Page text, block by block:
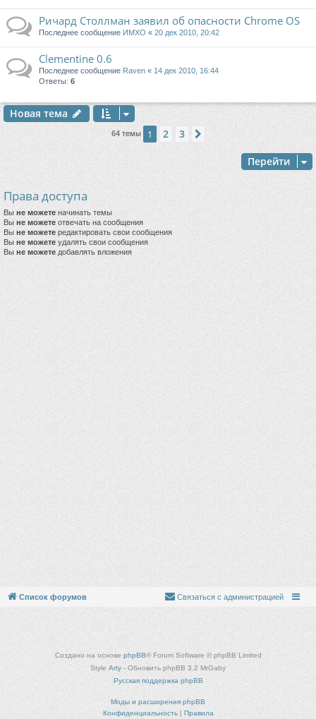
Ричард Столлман заявил об опасности Chrome OS
Последнее сообщение ИМХО « 20 дек 2010, 20:42
Clementine 0.6
Последнее сообщение Raven « 14 дек 2010, 16:44
Ответы: 6
Новая тема
64 темы 1 2 3
Перейти
Права доступа
Вы не можете начинать темы
Вы не можете отвечать на сообщения
Вы не можете редактировать свои сообщения
Вы не можете удалять свои сообщения
Вы не можете добавлять вложения
Список форумов Связаться с администрацией
Создано на основе phpBB® Forum Software © phpBB Limited
Style Arty - Обновить phpBB 3.2 MrGaby
Русская поддержка phpBB
Моды и расширения phpBB
Конфиденциальность| Правила